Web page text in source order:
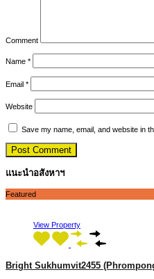
Comment
Name *
Email *
Website
Save my name, email, and website in
แนะนำอสังหาฯ
Featured
View Property
Bright Sukhumvit2455